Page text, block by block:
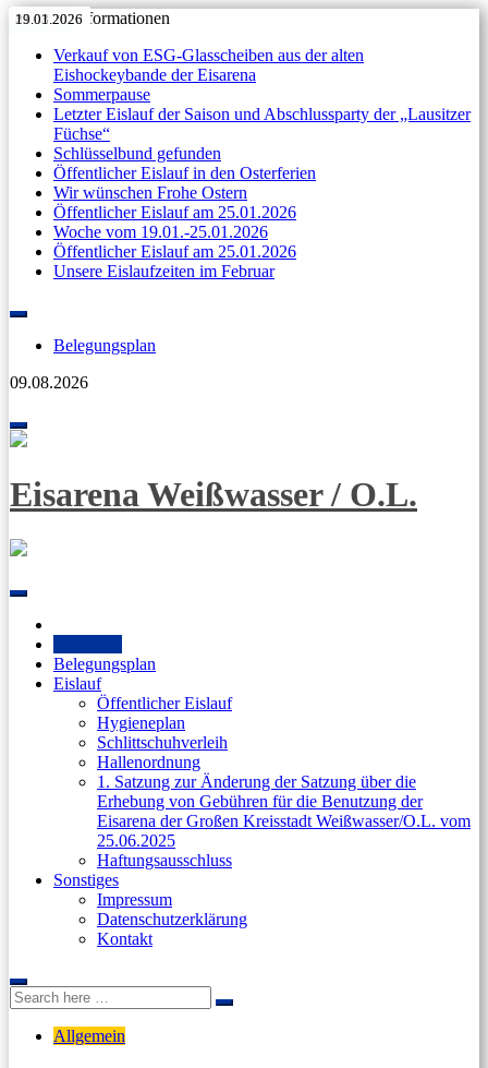
Aktuelle Informationen
Verkauf von ESG-Glasscheiben aus der alten
Eishockeybande der Eisarena
Sommerpause
Letzter Eislauf der Saison und Abschlussparty der „Lausitzer
Füchse“
Schlüsselbund gefunden
Öffentlicher Eislauf in den Osterferien
Wir wünschen Frohe Ostern
Öffentlicher Eislauf am 25.01.2026
Woche vom 19.01.-25.01.2026
Öffentlicher Eislauf am 25.01.2026
Unsere Eislaufzeiten im Februar
Skip
contentBelegungsplan
09.08.2026
Toggle
navigation
Eisarena Weißwasser / O.L.
Skip
content
Belegungsplan
Eislauf
Öffentlicher Eislauf
Hygieneplan
Schlittschuhverleih
Hallenordnung
1. Satzung zur Änderung der Satzung über die
Erhebung von Gebühren für die Benutzung der
Eisarena der Großen Kreisstadt Weißwasser/O.L. vom
25.06.2025
Haftungsausschluss
Sonstiges
Impressum
Datenschutzerklärung
Kontakt
Search
for:
Search
Allgemein
11.05.2026
27.04.2026
Anzeige
11.04.2026
07.04.2026
31.03.2026
11.05.2026
27.04.2026
Anzeige
11.04.2026
07.04.2026
31.03.2026
23.03.2026
19.01.2026